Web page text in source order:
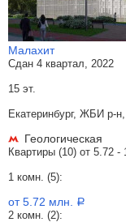
Малахит
Сдан 4 квартал, 2022
15 эт.
Екатеринбург, ЖБИ р-
Геологическая
Квартиры (10) от 5.72 -
1 комн. (5):
от 5.72 млн. a
2 комн. (2):